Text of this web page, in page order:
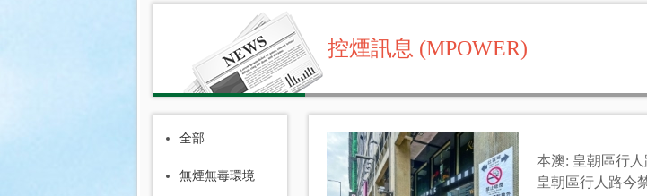
控煙訊息 (MPOWER)
全部
無煙無毒環境
本澳: 皇朝區行人
皇朝區行人路今